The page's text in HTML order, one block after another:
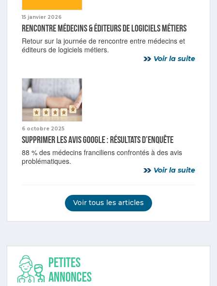
15 janvier 2026
Rencontre médecins & éditeurs de logiciels métiers
Retour sur la journée de rencontre entre médecins et
éditeurs de logiciels métiers.
Voir la suite
6 octobre 2025
Supprimer les avis Google : résultats d’enquête
88 % des médecins franciliens confrontés à des avis
problématiques.
Voir la suite
Voir tous les articles
Petites
annonces